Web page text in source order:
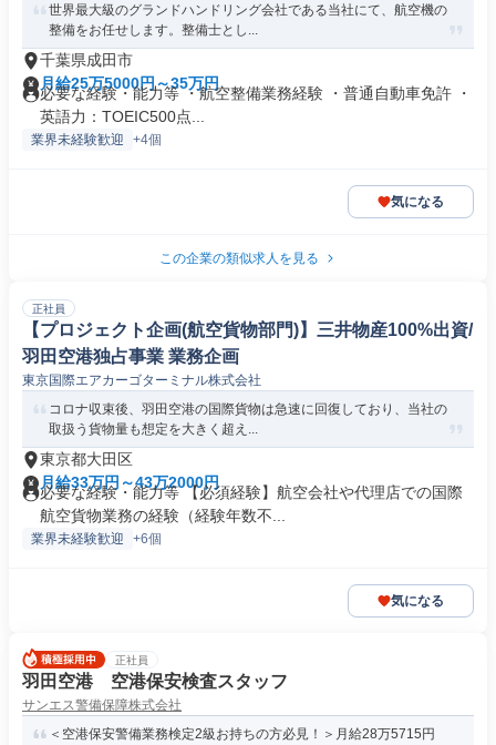
世界最大級のグランドハンドリング会社である当社にて、航空機の
整備をお任せします。整備士とし...
千葉県成田市
月給25万5000円～35万円
必要な経験・能力等 ・航空整備業務経験 ・普通自動車免許 ・
英語力：TOEIC500点...
業界未経験歓迎 +4個
気になる
この企業の類似求人を見る
正社員
【プロジェクト企画(航空貨物部門)】三井物産100%出資/
羽田空港独占事業 業務企画
東京国際エアカーゴターミナル株式会社
コロナ収束後、羽田空港の国際貨物は急速に回復しており、当社の
取扱う貨物量も想定を大きく超え...
東京都大田区
月給33万円～43万2000円
必要な経験・能力等 【必須経験】航空会社や代理店での国際
航空貨物業務の経験（経験年数不...
業界未経験歓迎 +6個
気になる
正社員
羽田空港 空港保安検査スタッフ
サンエス警備保障株式会社
＜空港保安警備業務検定2級お持ちの方必見！＞月給28万5715円